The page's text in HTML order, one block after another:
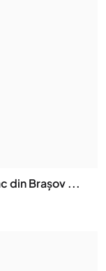
din Brașov ...